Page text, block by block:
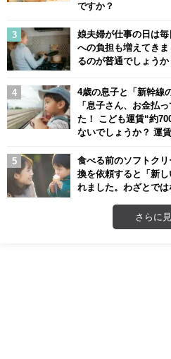
ですか？
娘夫婦が仕事の日は
への負担も増えてき
るのが普通でしょうか
4歳の息子と「新幹線
「息子さん、お金払
た！ こども運賃“約
ないでしょうか？ 運
食べる前のソフトク
換を依頼すると「新
れました。わざとで
さらに